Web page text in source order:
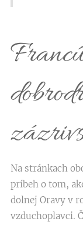
Na stránkach
príbeh o tom,
dolnej Oravy v
vzduchoplavci.